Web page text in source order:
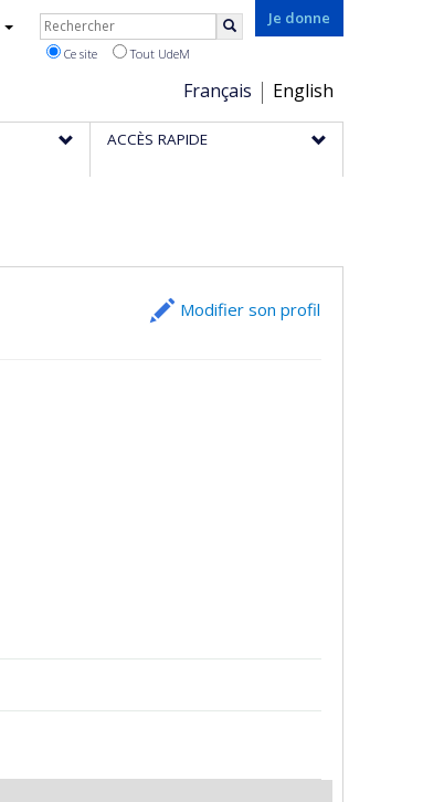
Je donne
Choix
de
la
Français English
Rechercher
Ce site Tout UdeM
ACCÈS RAPIDE
Modifier son profil